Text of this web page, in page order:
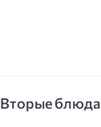
Вторые блюда